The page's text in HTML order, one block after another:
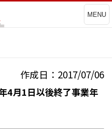
MENU
作成日：2017/07/06
4月1日以後終了事業年